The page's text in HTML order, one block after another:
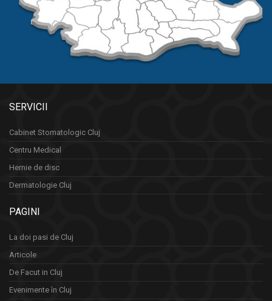
SERVICII
Cabinet Stomatologic Cluj
Centru Medical
Hernie de disc
Dermatologie Cluj
PAGINI
La doi pasi de Cluj
Articole
De Facut in Cluj
Evenimente în Cluj